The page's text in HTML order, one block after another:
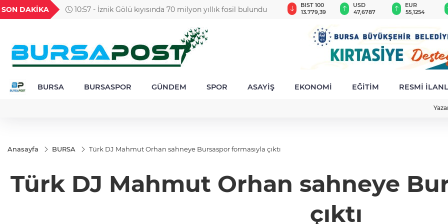
SON DAKİKA 10:57 - İznik Gölü kıyısında 70 milyon yıllık fosil bulundu
18,2677
TND
16,3788
27,9743
0,0018
GAU/TRY
6.660,55
BIST 100
13.779,39
USD
47,6787
EUR
55,1254
BURSA BURSASPOR GÜNDEM SPOR ASAYİŞ EKONOMİ EĞİTİM RESMİ
Anasayfa BURSA Türk DJ Mahmut Orhan sahneye Bursaspor formasıyla çıktı
Türk DJ Mahmut Orhan sahneye
çıktı